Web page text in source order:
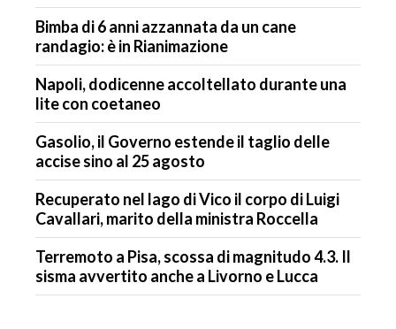
Bimba di 6 anni azzannata da un cane
randagio: è in Rianimazione
Napoli, dodicenne accoltellato durante una
lite con coetaneo
Gasolio, il Governo estende il taglio delle
accise sino al 25 agosto
Recuperato nel lago di Vico il corpo di Luigi
Cavallari, marito della ministra Roccella
Terremoto a Pisa, scossa di magnitudo 4.3. Il
sisma avvertito anche a Livorno e Lucca